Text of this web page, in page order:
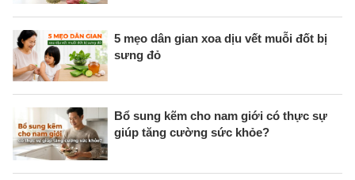
5 mẹo dân gian xoa dịu vết muỗi đốt bị
sưng đỏ
Bổ sung kẽm cho nam giới có thực sự
giúp tăng cường sức khỏe?